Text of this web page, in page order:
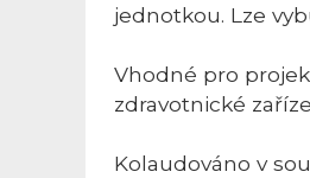
jednotkou. Lze
Vhodné pro
zdravotnické
Kolaudováno v